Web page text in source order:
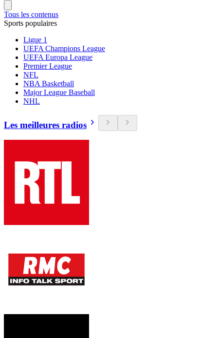
Tous les contenus
Sports populaires
Ligue 1
UEFA Champions League
UEFA Europa League
Premier League
NFL
NBA Basketball
Major League Baseball
NHL
Les meilleures radios